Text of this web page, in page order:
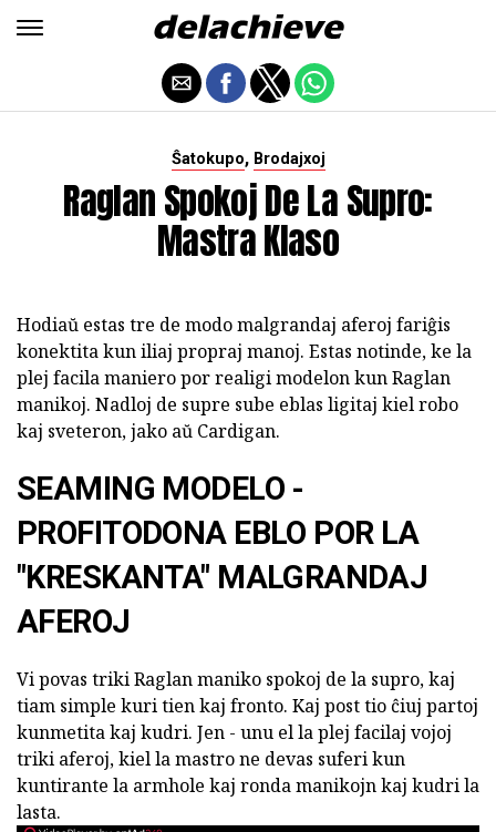
Ŝatokupo, Brodajxoj
Raglan Spokoj De La Supro:
Mastra Klaso
Hodiaŭ estas tre de modo malgrandaj aferoj fariĝis
konektita kun iliaj propraj manoj. Estas notinde, ke la
plej facila maniero por realigi modelon kun Raglan
manikoj. Nadloj de supre sube eblas ligitaj kiel robo
kaj sveteron, jako aŭ Cardigan.
SEAMING MODELO -
PROFITODONA EBLO POR LA
"KRESKANTA" MALGRANDAJ
AFEROJ
Vi povas triki Raglan maniko spokoj de la supro, kaj
tiam simple kuri tien kaj fronto. Kaj post tio ĉiuj partoj
kunmetita kaj kudri. Jen - unu el la plej facilaj vojoj
triki aferoj, kiel la mastro ne devas suferi kun
kuntirante la armhole kaj ronda manikojn kaj kudri la
lasta.